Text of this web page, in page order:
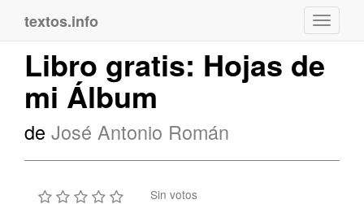
textos.info
Libro gratis: Hojas de
mi Álbum
de José Antonio Román
Sin votos